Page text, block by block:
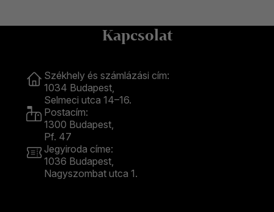
Kapcsolat
Székhely és számlázási cím:
1034 Budapest,
Selmeci utca 14–16.
Postacím:
1300 Budapest,
Pf. 47
Jegyiroda címe:
1036 Budapest,
Nagyszombat utca 1.